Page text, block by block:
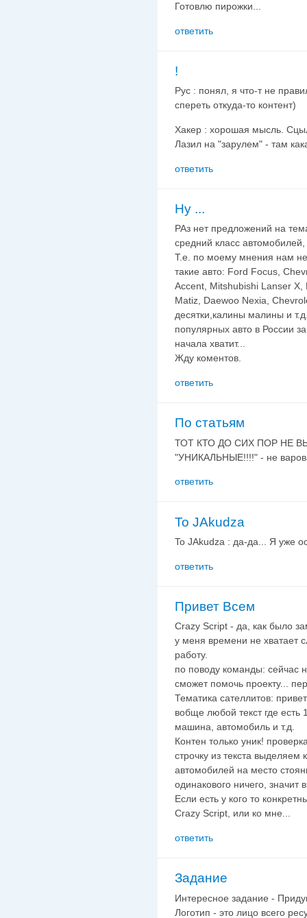
Готовлю пирожки...
ответить
!
Рус : понял, я что-т не
спереть откуда-то контент)
Хакер : хорошая мысль.
Лазил на "зарулем" - там
ответить
Ну ...
РАз нет предложений на
средний класс
Т.е. по моему мнения нам
такие авто: Ford Focus,
Accent, Mitshubishi Lanser
Matiz, Daewoo Nexia,
десятки,калины малины и
популярных авто в России
начала хватит...
Жду коментов.
ответить
По статьям
ТОТ КТО ДО СИХ ПОР НЕ
"УНИКАЛЬНЫЕ!!!!" - не
ответить
To JAkudza
To JAkudza : да-да... Я уже
ответить
Привет Всем
Crazy Script - да, как было
у меня времени не хватает
работу.
по поводу команды: сейчас
сможет помочь проекту...
Тематика сателлитов:
вобще любой текст где
машина, автомобиль и т.д.
Контен только уник!
строчку из текста выделяем
автомобилей на место
одинакового ничего, значит
Если есть у кого то
Crazy Script, или ко мне...
ответить
Задание
Интересное задание -
Логотип - это лицо всего